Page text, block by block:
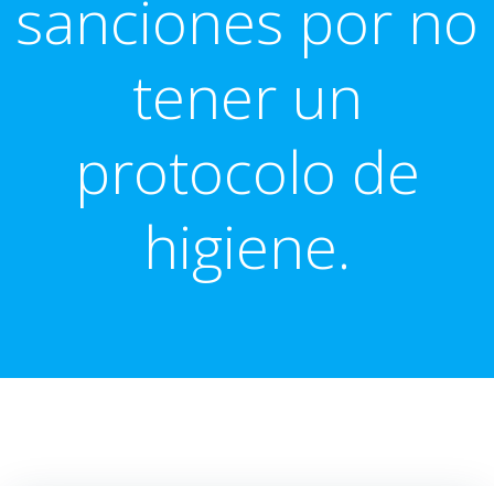
sanciones por no
tener un
protocolo de
higiene.